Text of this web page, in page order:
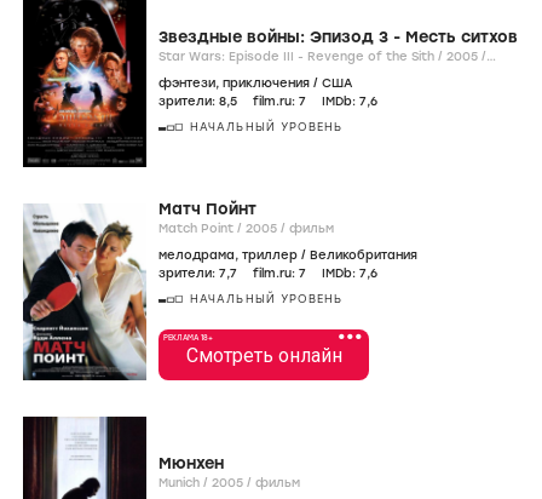
Звездные войны: Эпизод 3 - Месть ситхов
Star Wars: Episode III - Revenge of the Sith / 2005 /
фэнтези, приключения / США
зрители: 8,5 film.ru: 7 IMDb: 7,6
НАЧАЛЬНЫЙ УРОВЕНЬ
Матч Пойнт
Match Point / 2005 / фильм
мелодрама, триллер / Великобритания
зрители: 7,7 film.ru: 7 IMDb: 7,6
НАЧАЛЬНЫЙ УРОВЕНЬ
•••
РЕКЛАМА 18+
Смотреть онлайн
Мюнхен
Munich / 2005 / фильм